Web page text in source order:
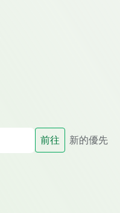
前往 新的優先